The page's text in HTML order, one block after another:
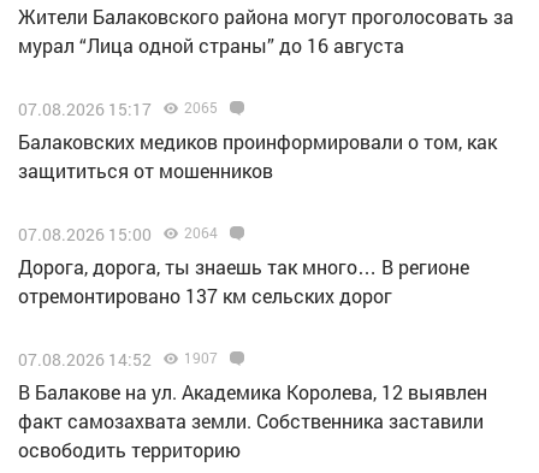
Жители Балаковского района могут проголосовать за
мурал “Лица одной страны” до 16 августа
07.08.2026 15:17 2065
Балаковских медиков проинформировали о том, как
защититься от мошенников
07.08.2026 15:00 2064
Дорога, дорога, ты знаешь так много… В регионе
отремонтировано 137 км сельских дорог
07.08.2026 14:52 1907
В Балакове на ул. Академика Королева, 12 выявлен
факт самозахвата земли. Собственника заставили
освободить территорию